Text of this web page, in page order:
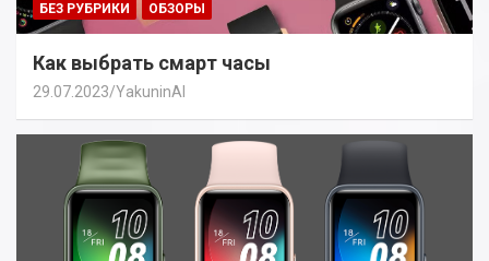
БЕЗ РУБРИКИ ОБЗОРЫ
Как выбрать смарт часы
29.07.2023 YakuninAI